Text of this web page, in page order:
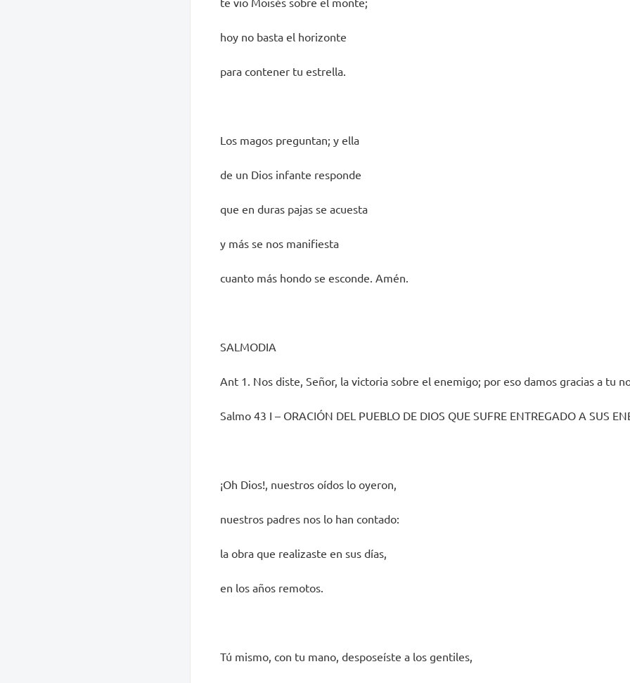
hoy no basta el horizonte
para contener tu estrella.
Los magos preguntan; y ella
de un Dios infante responde
que en duras pajas se acuesta
y más se nos manifiesta
cuanto más hondo se esconde. Amén.
SALMODIA
Ant 1. Nos diste, Señor, la victoria sobre el enemigo; por eso damos gracias a tu
Salmo 43 I – ORACIÓN DEL PUEBLO DE DIOS QUE SUFRE ENTREGADO A SUS
¡Oh Dios!, nuestros oídos lo oyeron,
nuestros padres nos lo han contado:
la obra que realizaste en sus días,
en los años remotos.
Tú mismo, con tu mano, desposeíste a los gentiles,